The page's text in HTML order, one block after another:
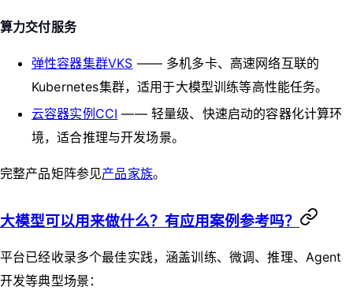
算力交付服务
弹性容器集群VKS —— 多机多卡、高速网络互联的
Kubernetes集群，适用于大模型训练等高性能任务。
云容器实例CCI —— 轻量级、快速启动的容器化计算环
境，适合推理与开发场景。
完整产品矩阵参见产品家族。
大模型可以用来做什么？有应用案例参考吗？
平台已经收录多个最佳实践，涵盖训练、微调、推理、Agent
开发等典型场景：